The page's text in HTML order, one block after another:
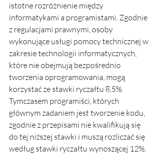
istotne rozróżnienie między
informatykami a programistami. Zgodnie
z regulacjami prawnymi, osoby
wykonujące usługi pomocy technicznej w
zakresie technologii informatycznych,
które nie obejmują bezpośrednio
tworzenia oprogramowania, mogą
korzystać ze stawki ryczałtu 8,5%.
Tymczasem programiści, których
głównym zadaniem jest tworzenie kodu,
zgodnie z przepisami nie kwalifikują się
do tej niższej stawki i muszą rozliczać się
według stawki ryczałtu wynoszącej 12%.